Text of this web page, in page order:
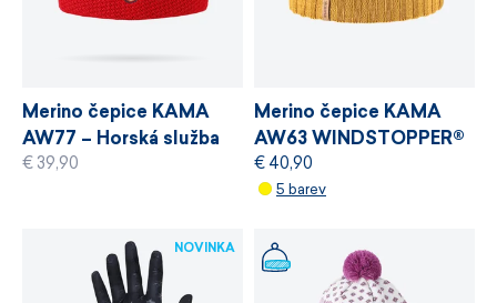
Merino čepice KAMA
AW77 – Horská služba
ČR RESCUE
€ 39,90
Merino čepice KAMA
AW63 WINDSTOPPER®
€ 40,90
5 barev
NOVINKA